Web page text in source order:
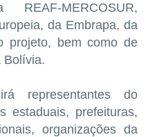
MERCOSUR,
da Embrapa, da
projeto, bem como de
Bolívia.
representantes do
estaduais, prefeituras,
organizações da